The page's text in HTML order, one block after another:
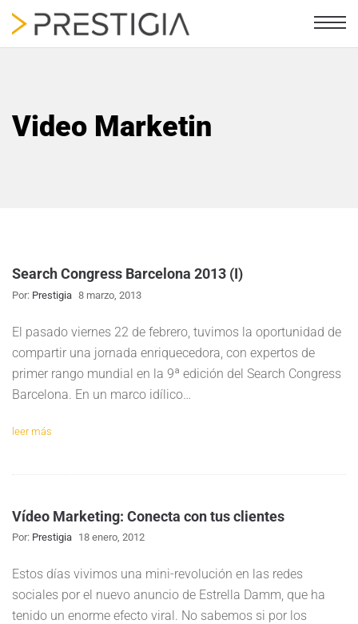
Video Marketin
Search Congress Barcelona 2013 (I)
Por: Prestigia 8 marzo, 2013
El pasado viernes 22 de febrero, tuvimos la oportunidad de
compartir una jornada enriquecedora, con expertos de
primer rango mundial en la 9ª edición del Search Congress
Barcelona. En un marco idílico…
leer más
Vídeo Marketing: Conecta con tus clientes
Por: Prestigia 18 enero, 2012
Estos días vivimos una mini-revolución en las redes
sociales por el nuevo anuncio de Estrella Damm, que ha
tenido un enorme efecto viral. No sabemos si por los